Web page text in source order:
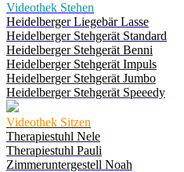
Videothek Stehen
Heidelberger Liegebär Lasse
Heidelberger Stehgerät Standard
Heidelberger Stehgerät Benni
Heidelberger Stehgerät Impuls
Heidelberger Stehgerät Jumbo
Heidelberger Stehgerät Speeedy
Videothek Sitzen
Therapiestuhl Nele
Therapiestuhl Pauli
Zimmeruntergestell Noah